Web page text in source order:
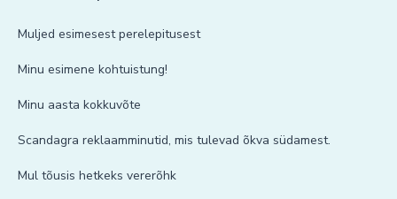
Muljed esimesest perelepitusest
Minu esimene kohtuistung!
Minu aasta kokkuvõte
Scandagra reklaamminutid, mis tulevad õkva südamest.
Mul tõusis hetkeks vererõhk